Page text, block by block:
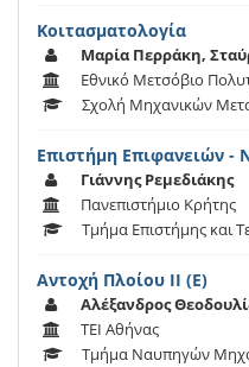
Κοιτασματολογία
Μαρία Περράκη,
Εθνικό Μετσόβιο
Σχολή Μηχανικών
Επιστήμη Επιφανειών -
Γιάννης Ρεμεδιάκης
Πανεπιστήμιο Κρήτης
Τμήμα Επιστήμης και
Αντοχή Πλοίου ΙΙ (Ε)
Αλέξανδρος
ΤΕΙ Αθήνας
Τμήμα Ναυπηγών